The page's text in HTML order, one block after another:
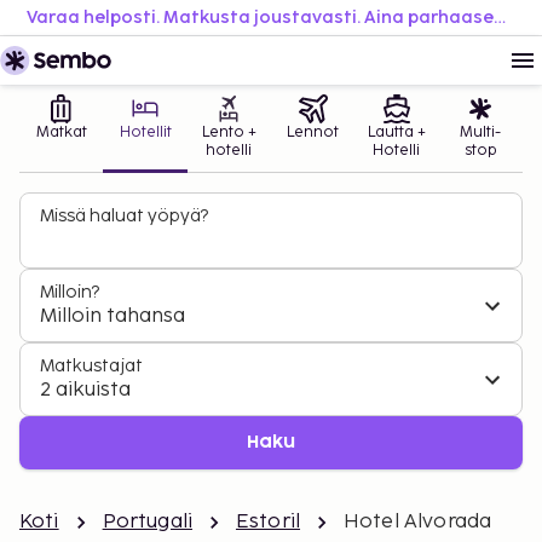
Varaa helposti. Matkusta joustavasti. Aina parhaaseen hintaan.
Matkat Hotellit
Lento +
hotelli
Lennot
Lautta +
Hotelli
Multi-
stop
Missä haluat yöpyä?
Milloin?
Milloin tahansa
Matkustajat
2 aikuista
Haku
Koti Portugali Estoril Hotel Alvorada